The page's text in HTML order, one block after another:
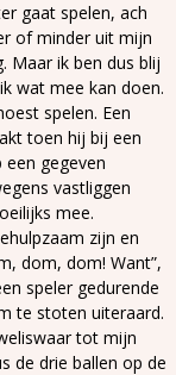
gaat spelen, ach
of minder uit mijn
Maar ik ben dus blij
wat mee kan doen.
spelen. Een
toen hij bij een
gegeven
vastliggen
mee.
zijn en
dom, dom! Want”,
speler gedurende
te stoten uiteraard.
tot mijn
de drie ballen op de